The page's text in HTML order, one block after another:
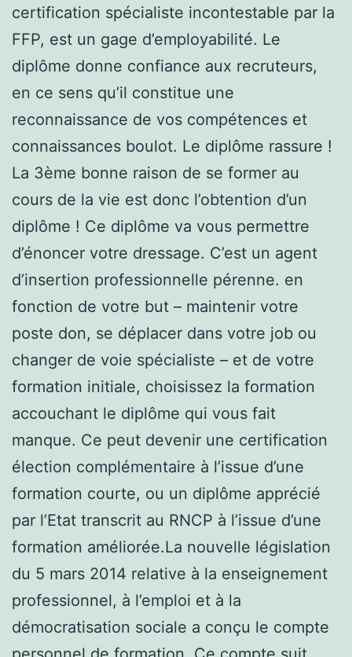
certification spécialiste incontestable par la
FFP, est un gage d’employabilité. Le
diplôme donne confiance aux recruteurs,
en ce sens qu’il constitue une
reconnaissance de vos compétences et
connaissances boulot. Le diplôme rassure !
La 3ème bonne raison de se former au
cours de la vie est donc l’obtention d’un
diplôme ! Ce diplôme va vous permettre
d’énoncer votre dressage. C’est un agent
d’insertion professionnelle pérenne. en
fonction de votre but – maintenir votre
poste don, se déplacer dans votre job ou
changer de voie spécialiste – et de votre
formation initiale, choisissez la formation
accouchant le diplôme qui vous fait
manque. Ce peut devenir une certification
élection complémentaire à l’issue d’une
formation courte, ou un diplôme apprécié
par l’Etat transcrit au RNCP à l’issue d’une
formation améliorée.La nouvelle législation
du 5 mars 2014 relative à la enseignement
professionnel, à l’emploi et à la
démocratisation sociale a conçu le compte